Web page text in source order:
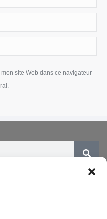
site Web dans ce navigateur